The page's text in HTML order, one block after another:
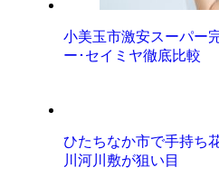
小美玉市激安スーパー
ー･セイミヤ徹底比較
ひたちなか市で手持ち
川河川敷が狙い目